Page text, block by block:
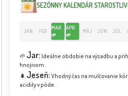
SEZÓNNY KALENDÁR
JAN FEB
MAR
🌱
APR
🌱
MÁJ JÚN JÚL
🌱 Jar: Ideálne obdobie na výsadbu a
hnojivom.
🌲 Jeseň: Vhodný čas na mulčovanie
acidity v pôde.